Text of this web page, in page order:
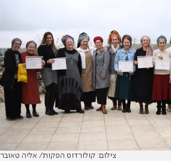
צילום: קולורדוס הפקות/ אליה טאובר